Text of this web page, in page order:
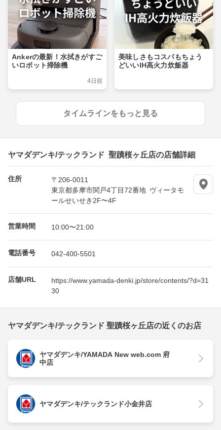
Ankerの最新！水拭きがすご
いロボット掃除機
4日前
美味しさもコスパもちょう
どいいIH高火力炊飯器
タイムラインをもっと見る
ヤマダデンキ/テックランド 聖蹟桜ヶ丘店の店舗詳細
住所
〒206-0011
東京都多摩市関戸4丁目72番地 ヴィータモ
ールせいせき2F〜4F
営業時間 10:00〜21:00
電話番号 042-400-5501
店舗URL
https://www.yamada-denki.jp/store/contents/?d=31
30
ヤマダデンキ/テックランド 聖蹟桜ヶ丘店の近くのお店
ヤマダデンキ/YAMADA New web.com 府
中店
ヤマダデンキ/テックランド小金井店